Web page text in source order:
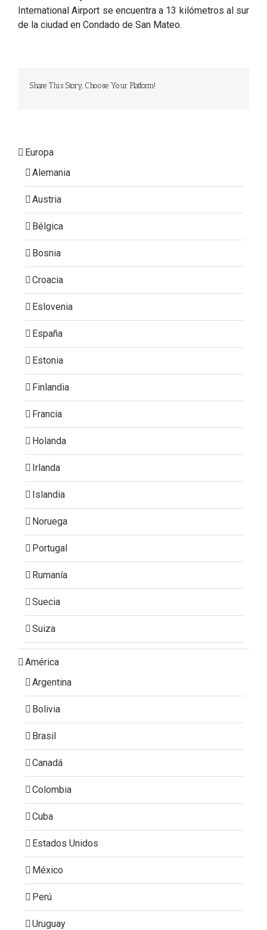
International Airport se encuentra a 13 kilómetros al sur
de la ciudad en Condado de San Mateo.
Share This Story, Choose Your Platform!
Europa
Alemania
Austria
Bélgica
Bosnia
Croacia
Eslovenia
España
Estonia
Finlandia
Francia
Holanda
Irlanda
Islandia
Noruega
Portugal
Rumanía
Suecia
Suiza
América
Argentina
Bolivia
Brasil
Canadá
Colombia
Cuba
Estados Unidos
México
Perú
Uruguay